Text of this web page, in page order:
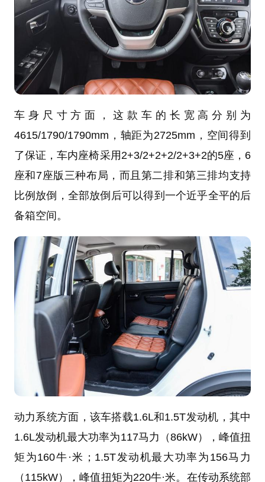
车身尺寸方面，这款车的长宽高分别为
4615/1790/1790mm，轴距为2725mm，空间得到
了保证，车内座椅采用2+3/2+2+2/2+3+2的5座，6
座和7座版三种布局，而且第二排和第三排均支持
比例放倒，全部放倒后可以得到一个近乎全平的后
备箱空间。
动力系统方面，该车搭载1.6L和1.5T发动机，其中
1.6L发动机最大功率为117马力（86kW），峰值扭
矩为160牛·米；1.5T发动机最大功率为156马力
（115kW），峰值扭矩为220牛·米。在传动系统部